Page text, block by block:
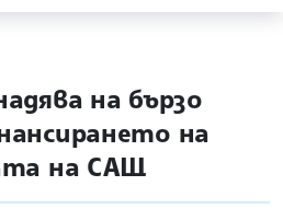
на бързо
на
на САЩ